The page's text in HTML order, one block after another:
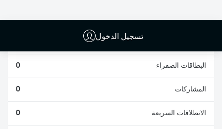
تسجيل الدخول
البطاقات الصفراء 0
المشاركات 0
الانطلاقات السريعة 0